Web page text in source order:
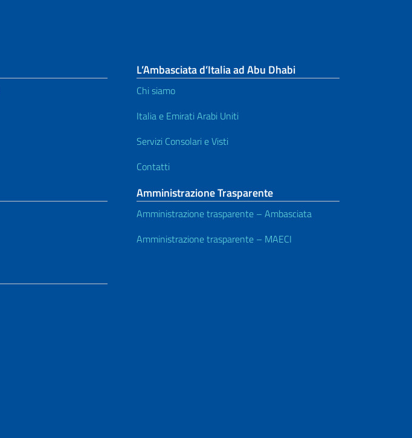
L’Ambasciata d’Italia ad Abu Dhabi
Chi siamo
Italia e Emirati Arabi Uniti
Servizi Consolari e Visti
Contatti
Amministrazione Trasparente
Amministrazione trasparente – Ambasciata
Amministrazione trasparente – MAECI